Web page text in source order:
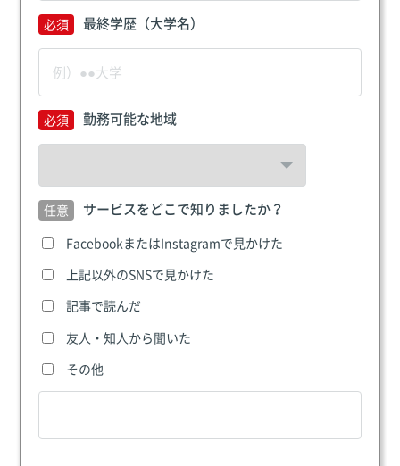
最終学歴（大学名）
勤務可能な地域
サービスをどこで知りましたか？
FacebookまたはInstagramで見かけた
上記以外のSNSで見かけた
記事で読んだ
友人・知人から聞いた
その他